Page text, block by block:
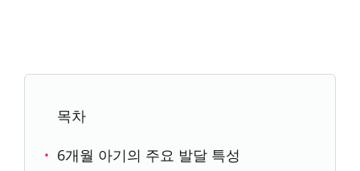
목차
6개월 아기의 주요 발달 특성